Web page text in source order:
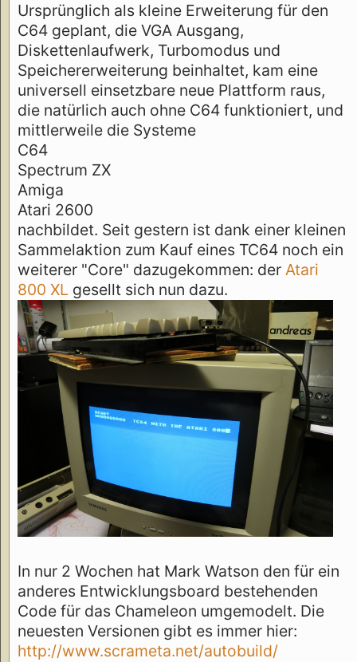
Ursprünglich als kleine Erweiterung für den
C64 geplant, die VGA Ausgang,
Diskettenlaufwerk, Turbomodus und
Speichererweiterung beinhaltet, kam eine
universell einsetzbare neue Plattform raus,
die natürlich auch ohne C64 funktioniert, und
mittlerweile die Systeme
C64
Spectrum ZX
Amiga
Atari 2600
nachbildet. Seit gestern ist dank einer kleinen
Sammelaktion zum Kauf eines TC64 noch ein
weiterer "Core" dazugekommen: der Atari
800 XL gesellt sich nun dazu.
In nur 2 Wochen hat Mark Watson den für ein
anderes Entwicklungsboard bestehenden
Code für das Chameleon umgemodelt. Die
neuesten Versionen gibt es immer hier:
http://www.scrameta.net/autobuild/